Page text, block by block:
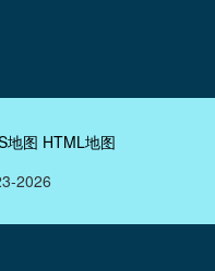
地图 HTML地图
2026